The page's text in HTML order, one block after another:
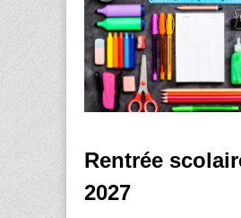
Rentrée
2027